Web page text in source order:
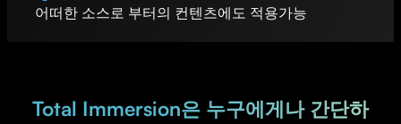
어떠한 소스로 부터의 컨텐츠에도 적용가능
Total Immersion은 누구에게나 간단하